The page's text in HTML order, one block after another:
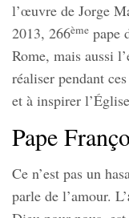
l’œuvre de Jorge
2013, 266ème pape
Rome, mais aussi
réaliser pendant
et à inspirer
Pape
Ce n’est pas un
parle de l’amour. L’